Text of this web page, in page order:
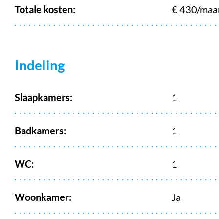
Totale kosten: € 430/
Indeling
Slaapkamers: 1
Badkamers: 1
WC: 1
Woonkamer: Ja